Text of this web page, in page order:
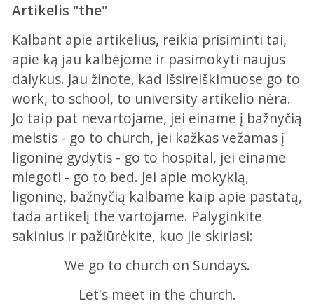
Artikelis "the"
Kalbant apie artikelius, reikia prisiminti tai,
apie ką jau kalbėjome ir pasimokyti naujus
dalykus. Jau žinote, kad išsireiškimuose go to
work, to school, to university artikelio nėra.
Jo taip pat nevartojame, jei einame į bažnyčią
melstis - go to church, jei kažkas vežamas į
ligoninę gydytis - go to hospital, jei einame
miegoti - go to bed. Jei apie mokyklą,
ligoninę, bažnyčią kalbame kaip apie pastatą,
tada artikelį the vartojame. Palyginkite
sakinius ir pažiūrėkite, kuo jie skiriasi:
We go to church on Sundays.
Let's meet in the church.